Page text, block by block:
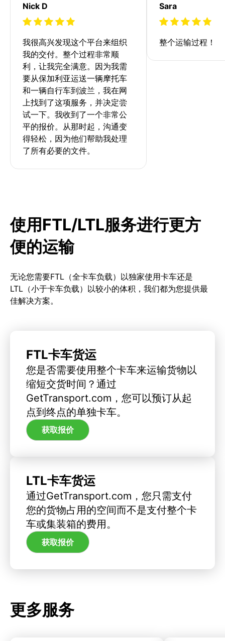
Nick D
我很高兴发现这个平台来组织
我的交付。整个过程非常顺
利，让我完全满意。因为我需
要从保加利亚运送一辆摩托车
和一辆自行车到波兰，我在网
上找到了这项服务，并决定尝
试一下。我收到了一个非常公
平的报价。从那时起，沟通变
得轻松，因为他们帮助我处理
了所有必要的文件。
Sara
整个运输过程！
使用FTL/LTL服务进行更方
便的运输
无论您需要FTL（全卡车负载）以独家使用卡车还是
LTL（小于卡车负载）以较小的体积，我们都为您提供最
佳解决方案。
FTL卡车货运
您是否需要使用整个卡车来运输货物以
缩短交货时间？通过
GetTransport.com，您可以预订从起
点到终点的单独卡车。
获取报价
LTL卡车货运
通过GetTransport.com，您只需支付
您的货物占用的空间而不是支付整个卡
车或集装箱的费用。
获取报价
更多服务